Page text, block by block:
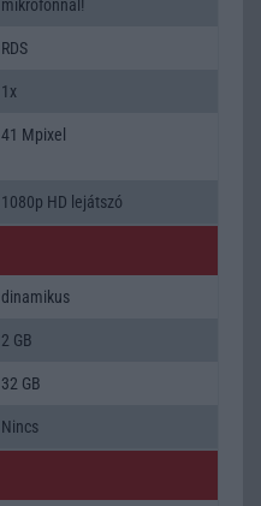
mikrofonnal!
RDS
1x
41 Mpixel
1080p HD lejátszó
dinamikus
2 GB
32 GB
Nincs